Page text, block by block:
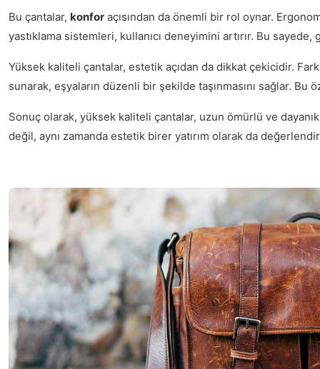
Bu çantalar, konfor açısından da önemli bir rol oynar.
yastıklama sistemleri, kullanıcı deneyimini artırır. Bu
Yüksek kaliteli çantalar, estetik açıdan da dikkat çekicidir.
sunarak, eşyaların düzenli bir şekilde taşınmasını sağlar. Bu
Sonuç olarak, yüksek kaliteli çantalar, uzun ömürlü ve
değil, aynı zamanda estetik birer yatırım olarak da